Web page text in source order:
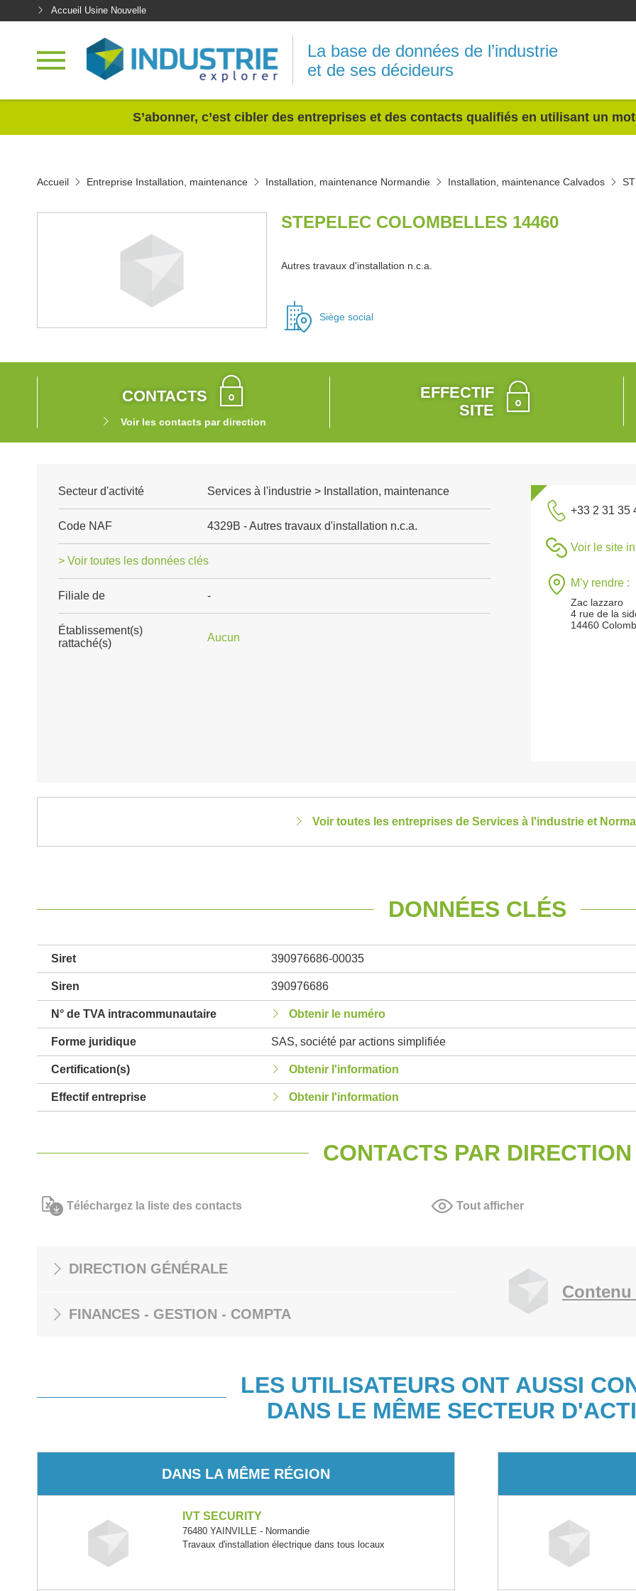
Accueil Usine Nouvelle
La base de données de l’industrie
et de ses décideurs
S’abonner, c’est cibler des entreprises et des contacts qualifiés en utilisant un
Accueil Entreprise Installation, maintenance Installation, maintenance Normandie Installation, maintenance Calvados
STEPELEC COLOMBELLES 14460
Autres travaux d'installation n.c.a.
Siège social
CONTACTS
Voir les contacts par direction
EFFECTIF
SITE
Secteur d'activité Services à l'industrie > Installation, maintenance
Code NAF 4329B - Autres travaux d'installation n.c.a.
> Voir toutes les données clés
Filiale de -
Établissement(s)
rattaché(s)
Aucun
+33 2 31 35
Voir le site
M’y rendre :
Zac lazzaro
4 rue de la
14460
Voir toutes les entreprises de Services à l'industrie et
DONNÉES CLÉS
Siret 390976686-00035
Siren 390976686
N° de TVA intracommunautaire Obtenir le numéro
Forme juridique SAS, société par actions simplifiée
Certification(s) Obtenir l'information
Effectif entreprise Obtenir l'information
CONTACTS PAR DIRECTION
Téléchargez la liste des contacts Tout afficher
DIRECTION GÉNÉRALE
FINANCES - GESTION - COMPTA
LES UTILISATEURS ONT AUSSI
DANS LE MÊME SECTEUR
DANS LA MÊME RÉGION
IVT SECURITY
76480 YAINVILLE - Normandie
Travaux d'installation électrique dans tous locaux